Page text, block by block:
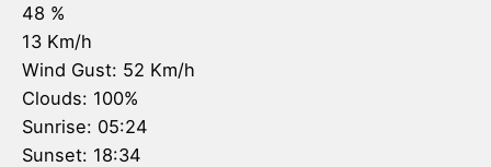
48 %
13 Km/h
Wind Gust: 52 Km/h
Clouds: 100%
Sunrise: 05:24
Sunset: 18:34